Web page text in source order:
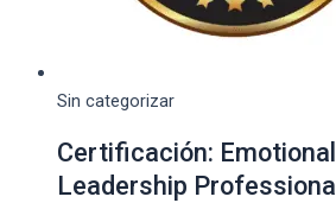
Sin categorizar
Certificación:
Leadership